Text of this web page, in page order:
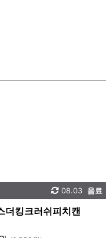
음료
08.03
더킹크러쉬피치캔